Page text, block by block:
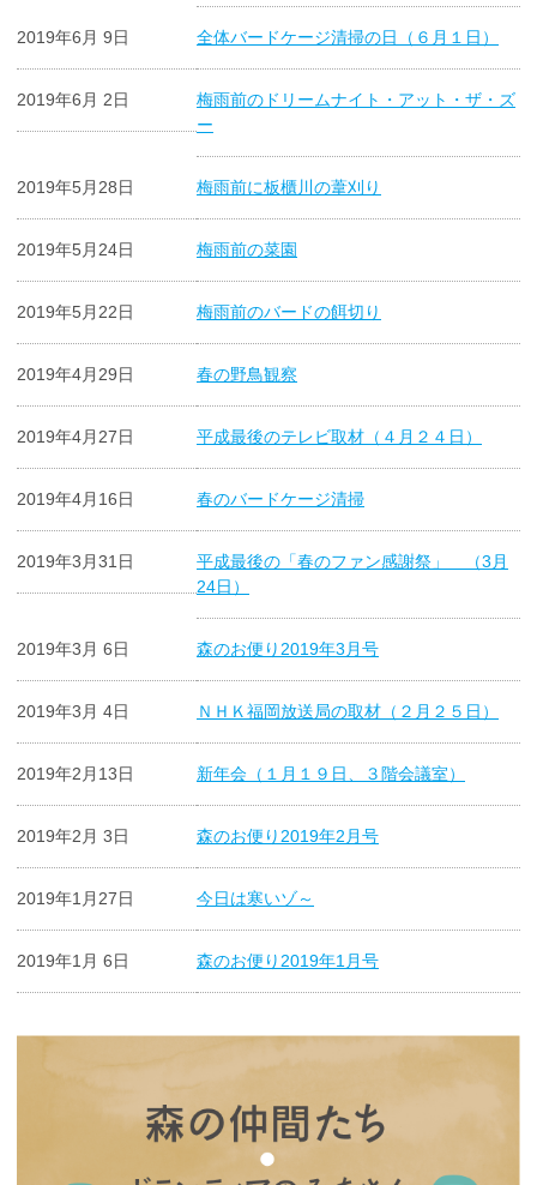
2019年6月 9日 全体バードケージ清掃の日（６月１日）
2019年6月 2日
梅雨前のドリームナイト・アット・ザ・ズ
ー
2019年5月28日 梅雨前に板櫃川の葦刈り
2019年5月24日 梅雨前の菜園
2019年5月22日 梅雨前のバードの餌切り
2019年4月29日 春の野鳥観察
2019年4月27日 平成最後のテレビ取材（４月２４日）
2019年4月16日 春のバードケージ清掃
2019年3月31日
平成最後の「春のファン感謝祭」 （3月
24日）
2019年3月 6日 森のお便り2019年3月号
2019年3月 4日 ＮＨＫ福岡放送局の取材（２月２５日）
2019年2月13日 新年会（１月１９日、３階会議室）
2019年2月 3日 森のお便り2019年2月号
2019年1月27日 今日は寒いゾ～
2019年1月 6日 森のお便り2019年1月号